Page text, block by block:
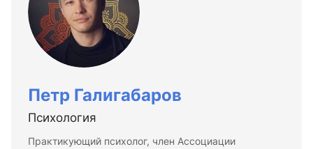
Петр Галигабаров
Психология
Практикующий психолог, член Ассоциации